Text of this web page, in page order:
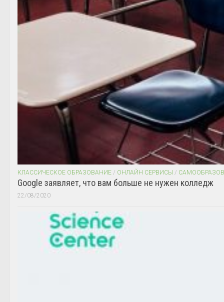
КЛАССИЧЕСКОЕ ОБРАЗОВАНИЕ / ОНЛАЙН СЕРВИСЫ /
Google заявляет, что вам больше не нужен колледж
22/08/2020